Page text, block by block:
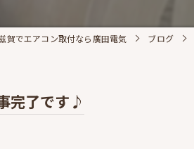
賀でエアコン取付なら廣田電気 ブログ
完了です♪